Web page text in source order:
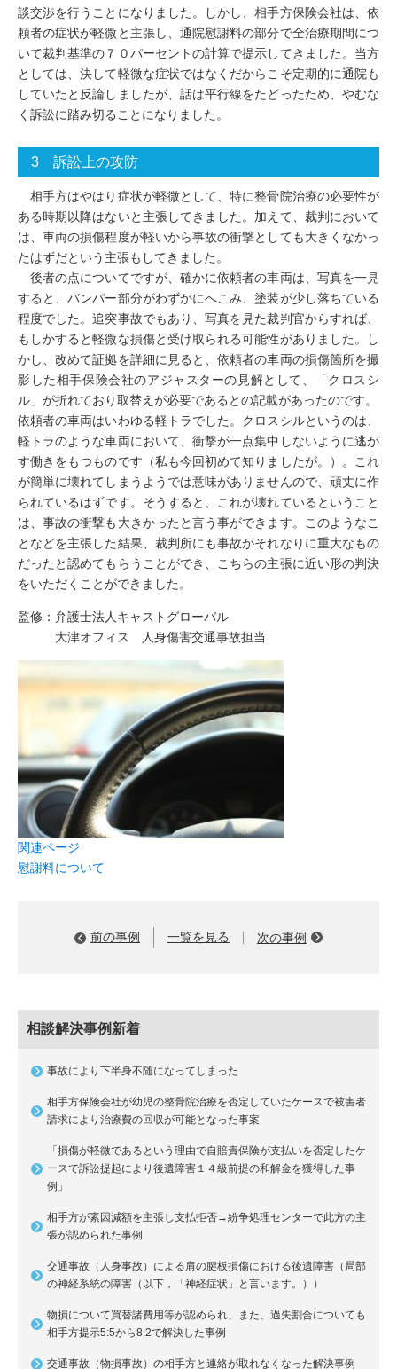
談交渉を行うことになりました。しかし、相手方保険会社は、依
頼者の症状が軽微と主張し、通院慰謝料の部分で全治療期間につ
いて裁判基準の７０パーセントの計算で提示してきました。当方
としては、決して軽微な症状ではなくだからこそ定期的に通院も
していたと反論しましたが、話は平行線をたどったため、やむな
く訴訟に踏み切ることになりました。
3 訴訟上の攻防
相手方はやはり症状が軽微として、特に整骨院治療の必要性が
ある時期以降はないと主張してきました。加えて、裁判において
は、車両の損傷程度が軽いから事故の衝撃としても大きくなかっ
たはずだという主張もしてきました。
後者の点についてですが、確かに依頼者の車両は、写真を一見
すると、バンパー部分がわずかにへこみ、塗装が少し落ちている
程度でした。追突事故でもあり、写真を見た裁判官からすれば、
もしかすると軽微な損傷と受け取られる可能性がありました。し
かし、改めて証拠を詳細に見ると、依頼者の車両の損傷箇所を撮
影した相手保険会社のアジャスターの見解として、「クロスシ
ル」が折れており取替えが必要であるとの記載があったのです。
依頼者の車両はいわゆる軽トラでした。クロスシルというのは、
軽トラのような車両において、衝撃が一点集中しないように逃が
す働きをもつものです（私も今回初めて知りましたが。）。これ
が簡単に壊れてしまうようでは意味がありませんので、頑丈に作
られているはずです。そうすると、これが壊れているということ
は、事故の衝撃も大きかったと言う事ができます。このようなこ
となどを主張した結果、裁判所にも事故がそれなりに重大なもの
だったと認めてもらうことができ、こちらの主張に近い形の判決
をいただくことができました。
監修：弁護士法人キャストグローバル
大津オフィス 人身傷害交通事故担当
関連ページ
慰謝料について
前の事例 一覧を見る 次の事例
相談解決事例新着
事故により下半身不随になってしまった
相手方保険会社が幼児の整骨院治療を否定していたケースで被害者
請求により治療費の回収が可能となった事案
「損傷が軽微であるという理由で自賠責保険が支払いを否定したケ
ースで訴訟提起により後遺障害１４級前提の和解金を獲得した事
例」
相手方が素因減額を主張し支払拒否→紛争処理センターで此方の主
張が認められた事例
交通事故（人身事故）による肩の腱板損傷における後遺障害（局部
の神経系統の障害（以下，「神経症状」と言います。））
物損について買替諸費用等が認められ、また、過失割合についても
相手方提示5:5から8:2で解決した事例
交通事故（物損事故）の相手方と連絡が取れなくなった解決事例